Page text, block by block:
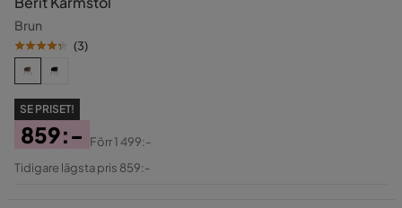
Brun
(3)
SE PRISET!
Pris
859:-
Original
Förr1 499:-
Tidigare lägsta pris 859:-